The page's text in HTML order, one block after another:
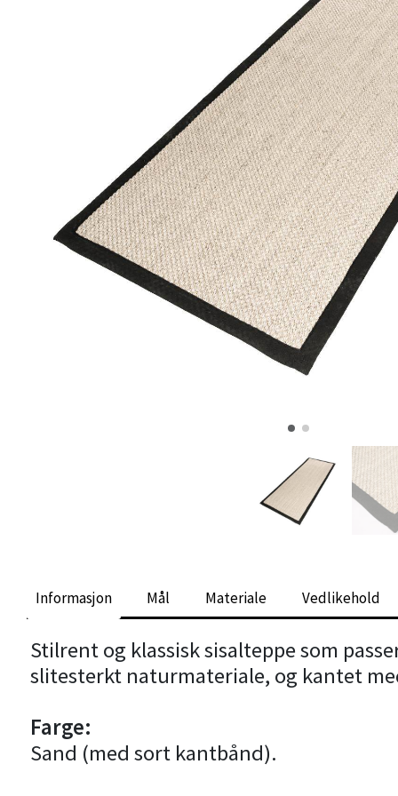
Informasjon Mål Materiale Vedlikehold
Stilrent og klassisk sisalteppe som
slitesterkt naturmateriale, og kantet
Farge:
Sand (med sort kantbånd).